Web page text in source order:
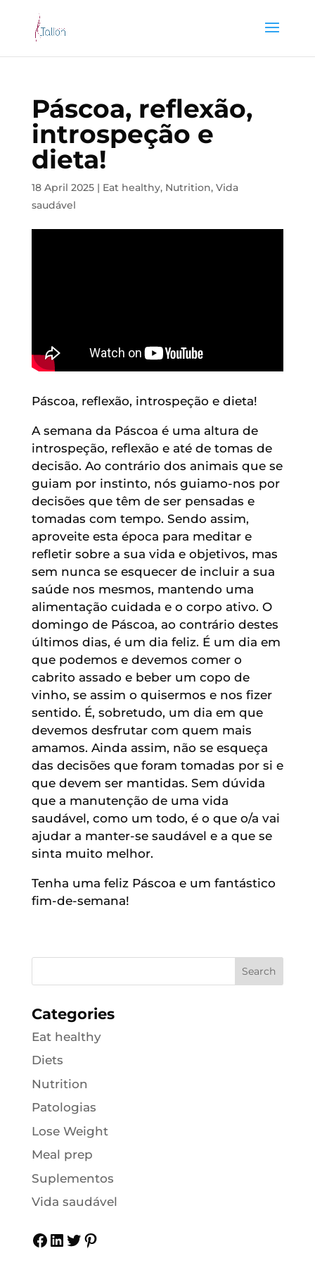
Páscoa, reflexão,
introspeção e
dieta!
18 April 2025| Eat healthy, Nutrition, Vida
saudável
Páscoa, reflexão, introspeção e dieta!
A semana da Páscoa é uma altura de
introspeção, reflexão e até de tomas de
decisão. Ao contrário dos animais que se
guiam por instinto, nós guiamo-nos por
decisões que têm de ser pensadas e
tomadas com tempo. Sendo assim,
aproveite esta época para meditar e
refletir sobre a sua vida e objetivos, mas
sem nunca se esquecer de incluir a sua
saúde nos mesmos, mantendo uma
alimentação cuidada e o corpo ativo. O
domingo de Páscoa, ao contrário destes
últimos dias, é um dia feliz. É um dia em
que podemos e devemos comer o
cabrito assado e beber um copo de
vinho, se assim o quisermos e nos fizer
sentido. É, sobretudo, um dia em que
devemos desfrutar com quem mais
amamos. Ainda assim, não se esqueça
das decisões que foram tomadas por si e
que devem ser mantidas. Sem dúvida
que a manutenção de uma vida
saudável, como um todo, é o que o/a vai
ajudar a manter-se saudável e a que se
sinta muito melhor.
Tenha uma feliz Páscoa e um fantástico
fim-de-semana!
Categories
Eat healthy
Diets
Nutrition
Patologias
Lose Weight
Meal prep
Suplementos
Vida saudável
Facebook
LinkedIn
Twitter
Pinterest